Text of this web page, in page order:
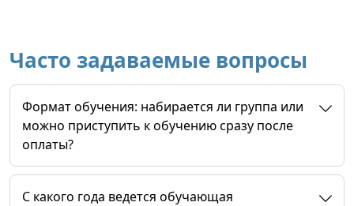
Часто задаваемые вопросы
Формат обучения: набирается ли группа или
можно приступить к обучению сразу после
оплаты?
C какого года ведется обучающая